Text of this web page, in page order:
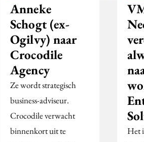
Anneke
Schogt (ex-
Ogilvy) naar
Crocodile
Agency
Ze wordt strategisch
business-adviseur.
Crocodile verwacht
binnenkort uit te
Het